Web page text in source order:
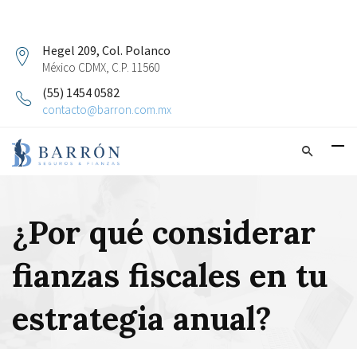
Hegel 209, Col. Polanco
México CDMX, C.P. 11560
(55) 1454 0582
contacto@barron.com.mx
¿Por qué considerar
fianzas fiscales en tu
estrategia anual?